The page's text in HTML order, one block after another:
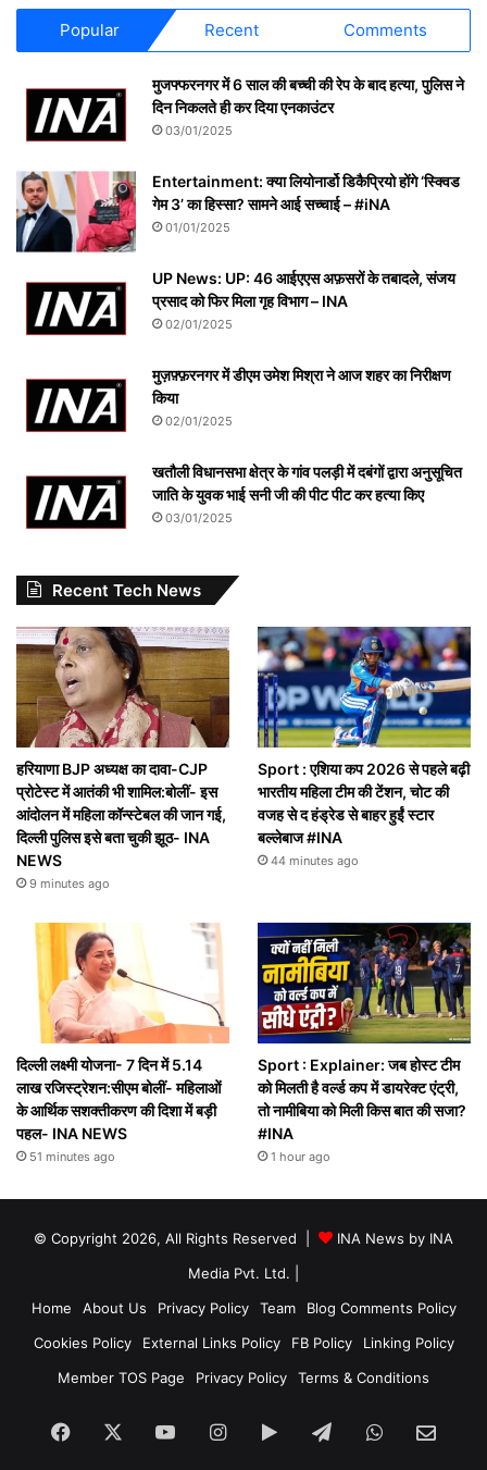
Popular Recent Comments
मुजफ्फरनगर में 6 साल की बच्ची की रेप के बाद हत्या, पुलिस ने
दिन निकलते ही कर दिया एनकाउंटर
03/01/2025
Entertainment: क्या लियोनार्डो डिकैप्रियो होंगे ‘स्क्विड
गेम 3’ का हिस्सा? सामने आई सच्चाई – #iNA
01/01/2025
UP News: UP: 46 आईएएस अफ़सरों के तबादले, संजय
प्रसाद को फिर मिला गृह विभाग – INA
02/01/2025
मुज़फ़्फ़रनगर में डीएम उमेश मिश्रा ने आज शहर का निरीक्षण
किया
02/01/2025
खतौली विधानसभा क्षेत्र के गांव पलड़ी में दबंगों द्वारा अनुसूचित
जाति के युवक भाई सनी जी की पीट पीट कर हत्या किए
03/01/2025
Recent Tech News
हरियाणा BJP अध्यक्ष का दावा-CJP
प्रोटेस्ट में आतंकी भी शामिल:बोलीं- इस
आंदोलन में महिला कॉन्स्टेबल की जान गई,
दिल्ली पुलिस इसे बता चुकी झूठ- INA
NEWS
9 minutes ago
Sport : एशिया कप 2026 से पहले बढ़ी
भारतीय महिला टीम की टेंशन, चोट की
वजह से द हंड्रेड से बाहर हुईं स्टार
बल्लेबाज #INA
44 minutes ago
दिल्ली लक्ष्मी योजना- 7 दिन में 5.14
लाख रजिस्ट्रेशन:सीएम बोलीं- महिलाओं
के आर्थिक सशक्तीकरण की दिशा में बड़ी
पहल- INA NEWS
51 minutes ago
Sport : Explainer: जब होस्ट टीम
को मिलती है वर्ल्ड कप में डायरेक्ट एंट्री,
तो नामीबिया को मिली किस बात की सजा?
#INA
1 hour ago
© Copyright 2026, All Rights Reserved |
INA News by INA
Media Pvt. Ltd.
Home
About Us Privacy Policy Team
Blog Comments Policy
Cookies Policy
External Links Policy FB Policy
Linking Policy
Member TOS Page
Privacy Policy Terms & Conditions
Facebook YouTubeInstagram
Google TelegramWhatsApp